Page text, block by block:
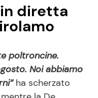
diretta
poltroncine.
Noi abbiamo
ha scherzato